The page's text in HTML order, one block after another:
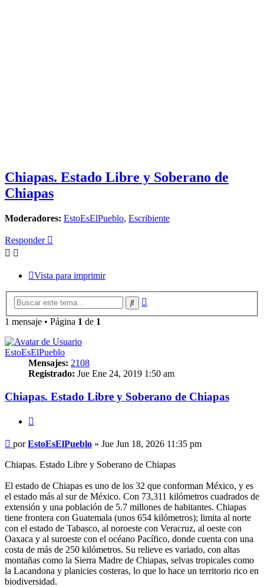
Chiapas. Estado Libre y Soberano de
Chiapas
Moderadores: EstoEsElPueblo, Escribiente
Responder
Vista para imprimir
Buscar
1 mensaje • Página 1 de 1
EstoEsElPueblo
Mensajes: 2108
Registrado: Jue Ene 24, 2019 1:50 am
Chiapas. Estado Libre y Soberano de Chiapas
Mensaje
porEstoEsElPueblo » Jue Jun 18, 2026 11:35 pm
Chiapas. Estado Libre y Soberano de Chiapas
El estado de Chiapas es uno de los 32 que conforman México, y es
el estado más al sur de México. Con 73,311 kilómetros cuadrados de
extensión y una población de 5.7 millones de habitantes. Chiapas
tiene frontera con Guatemala (unos 654 kilómetros); limita al norte
con el estado de Tabasco, al noroeste con Veracruz, al oeste con
Oaxaca y al suroeste con el océano Pacífico, donde cuenta con una
costa de más de 250 kilómetros. Su relieve es variado, con altas
montañas como la Sierra Madre de Chiapas, selvas tropicales como
la Lacandona y planicies costeras, lo que lo hace un territorio rico en
biodiversidad.